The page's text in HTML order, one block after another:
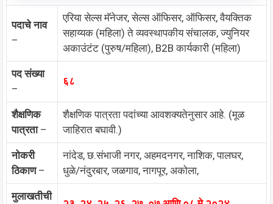
पदाचे नाव
–
एरिया सेल्स मॅनेजर, सेल्स ऑफिसर, ऑफिसर, वैयक्तिक
सहाय्यक (महिला) ते व्यवस्थापकीय संचालक, ज्युनियर
अकाउंटंट (पुरुष/महिला), B2B कार्यकारी (महिला)
पद संख्या
–
६८
शैक्षणिक
पात्रता–
शैक्षणिक पात्रता पदांच्या आवशक्यतेनुसार आहे. (मूळ
जाहिरात बघावी.)
नोकरी
ठिकाण–
नांदेड, छ.संभाजी नगर, अहमदनगर, नाशिक, पालघर,
धुळे/नंदुरबार, जळगाव, नागपूर, अकोला,
मुलाखतीची